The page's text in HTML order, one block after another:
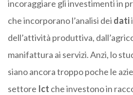
incoraggiare gli investimenti in
che incorporano l’analisi dei dati
dell’attività produttiva,
manifattura ai servizi. Anzi, lo
siano ancora troppo poche le
settore Ict che investono in